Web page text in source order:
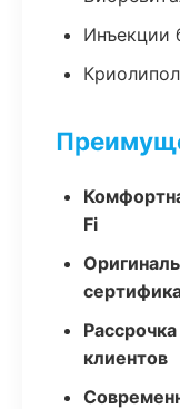
Инъекции
Fi
клиентов